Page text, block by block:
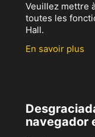
Veuillez mettre
toutes les
Hall.
En savoir plus
navegador